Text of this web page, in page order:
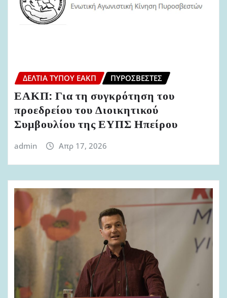
ΔΕΛΤΊΑ ΤΎΠΟΥ ΕΑΚΠ ΠΥΡΟΣΒΈΣΤΕΣ
ΕΑΚΠ: Για τη συγκρότηση του
προεδρείου του Διοικητικού
Συμβουλίου της ΕΥΠΣ Ηπείρου
admin Απρ 17, 2026